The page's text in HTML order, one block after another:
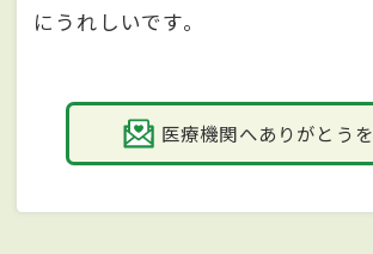
にうれしいです。
医療機関へありがとう